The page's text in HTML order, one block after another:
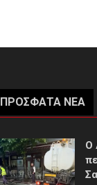
ΠΡΌΣΦΑΤΑ ΝΈΑ
Ο